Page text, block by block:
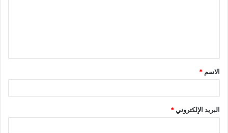
ق
*
الاسم *
البريد الإلكتروني*